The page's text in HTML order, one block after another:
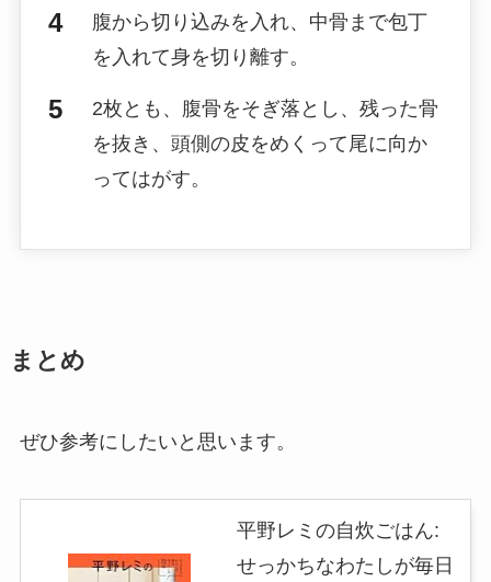
腹から切り込みを入れ、中骨まで包丁
を入れて身を切り離す。
2枚とも、腹骨をそぎ落とし、残った骨
を抜き、頭側の皮をめくって尾に向か
ってはがす。
まとめ
ぜひ参考にしたいと思います。
平野レミの自炊ごはん:
せっかちなわたしが毎日